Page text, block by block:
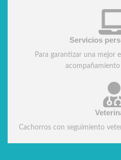
Servicios
Para garantizar una mejor
Cachorros con seguimiento